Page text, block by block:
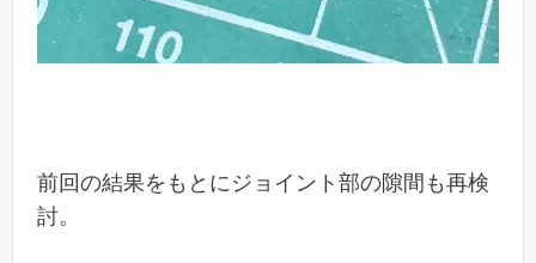
前回の結果をもとにジョイント部の隙間も再検
討。